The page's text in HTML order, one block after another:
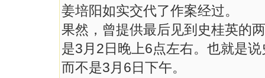
姜培阳如实交代了作案经过。
果然，曾提供最后见到史桂英的
是3月2日晚上6点左右。也就是
而不是3月6日下午。